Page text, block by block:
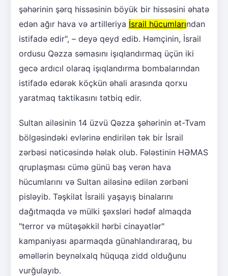
şəhərinin şərq hissəsinin böyük bir hissəsini əhatə
edən ağır hava və artilleriya İsrail hücumlarından
istifadə edir", – deyə qeyd edib. Həmçinin, İsrail
ordusu Qəzza səmasını işıqlandırmaq üçün iki
gecə ardıcıl olaraq işıqlandırma bombalarından
istifadə edərək köçkün əhali arasında qorxu
yaratmaq taktikasını tətbiq edir.
Sultan ailəsinin 14 üzvü Qəzza şəhərinin ət-Tvam
bölgəsindəki evlərinə endirilən tək bir İsrail
zərbəsi nəticəsində həlak olub. Fələstinin HƏMAS
qruplaşması cümə günü baş verən hava
hücumlarını və Sultan ailəsinə edilən zərbəni
pisləyib. Təşkilat İsraili yaşayış binalarını
dağıtmaqda və mülki şəxsləri hədəf almaqda
"terror və mütəşəkkil hərbi cinayətlər"
kampaniyası aparmaqda günahlandıraraq, bu
əməllərin beynəlxalq hüquqa zidd olduğunu
vurğulayıb.